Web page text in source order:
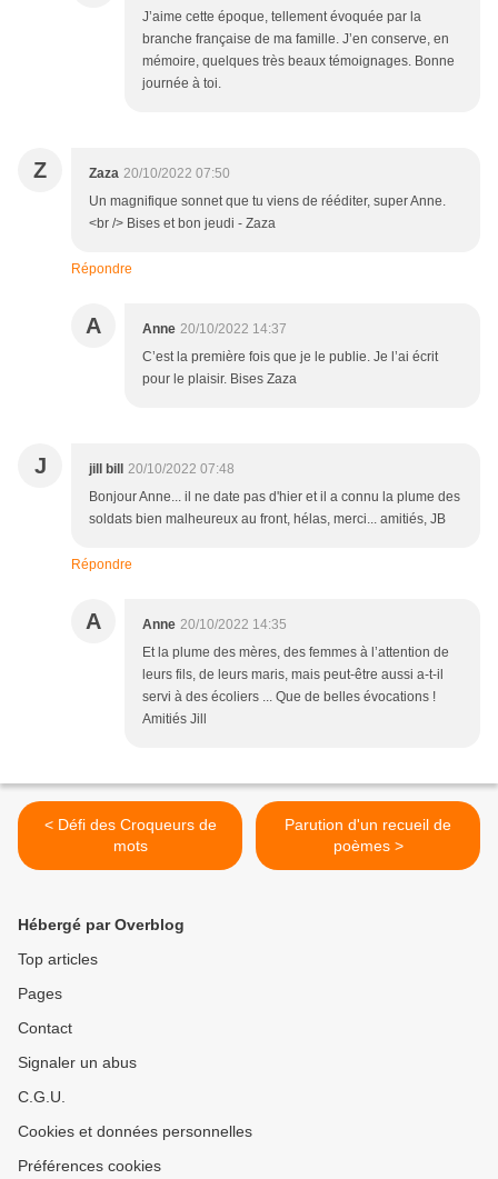
J’aime cette époque, tellement évoquée par la
branche française de ma famille. J’en conserve, en
mémoire, quelques très beaux témoignages. Bonne
journée à toi.
Z Zaza 20/10/2022 07:50
Un magnifique sonnet que tu viens de rééditer, super Anne.
<br /> Bises et bon jeudi - Zaza
Répondre
A Anne 20/10/2022 14:37
C’est la première fois que je le publie. Je l’ai écrit
pour le plaisir. Bises Zaza
J jill bill
20/10/2022 07:48
Bonjour Anne... il ne date pas d'hier et il a connu la plume des
soldats bien malheureux au front, hélas, merci... amitiés, JB
Répondre
A Anne 20/10/2022 14:35
Et la plume des mères, des femmes à l’attention de
leurs fils, de leurs maris, mais peut-être aussi a-t-il
servi à des écoliers ... Que de belles évocations !
Amitiés Jill
< Défi des Croqueurs de
mots
Parution d'un recueil de
poèmes >
Hébergé par Overblog
Top articles
Pages
Contact
Signaler un abus
C.G.U.
Cookies et données personnelles
Préférences cookies